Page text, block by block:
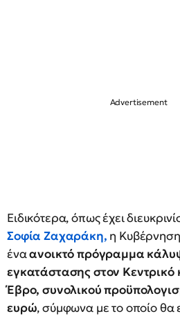
Ειδικότερα, όπως έχει
Σοφία Ζαχαράκη, η
έναανοικτό πρόγραμμα
εγκατάστασης στον Κεντρικό
Έβρο, συνολικού
ευρώ, σύμφωνα με το οποίο θα